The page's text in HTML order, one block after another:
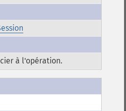
à l'opération.